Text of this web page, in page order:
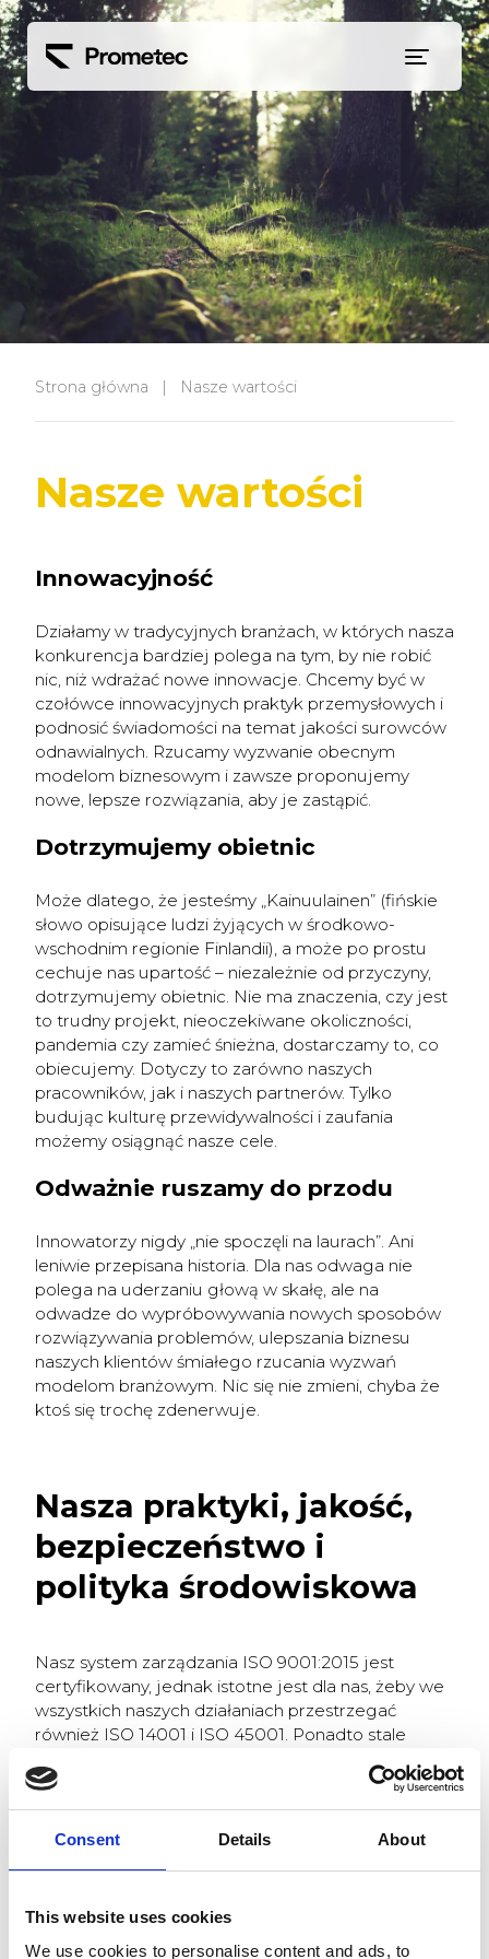
Consent Details About
This website uses cookies
We use cookies to personalise content and ads, to
Strona główna | Nasze wartości
Nasze wartości
Innowacyjność
Działamy w tradycyjnych branżach, w których nasza
konkurencja bardziej polega na tym, by nie robić
nic, niż wdrażać nowe innowacje. Chcemy być w
czołówce innowacyjnych praktyk przemysłowych i
podnosić świadomości na temat jakości surowców
odnawialnych. Rzucamy wyzwanie obecnym
modelom biznesowym i zawsze proponujemy
nowe, lepsze rozwiązania, aby je zastąpić.
Dotrzymujemy obietnic
Może dlatego, że jesteśmy „Kainuulainen” (fińskie
słowo opisujące ludzi żyjących w środkowo-
wschodnim regionie Finlandii), a może po prostu
cechuje nas upartość – niezależnie od przyczyny,
dotrzymujemy obietnic. Nie ma znaczenia, czy jest
to trudny projekt, nieoczekiwane okoliczności,
pandemia czy zamieć śnieżna, dostarczamy to, co
obiecujemy. Dotyczy to zarówno naszych
pracowników, jak i naszych partnerów. Tylko
budując kulturę przewidywalności i zaufania
możemy osiągnąć nasze cele.
Odważnie ruszamy do przodu
Innowatorzy nigdy „nie spoczęli na laurach”. Ani
leniwie przepisana historia. Dla nas odwaga nie
polega na uderzaniu głową w skałę, ale na
odwadze do wypróbowywania nowych sposobów
rozwiązywania problemów, ulepszania biznesu
naszych klientów śmiałego rzucania wyzwań
modelom branżowym. Nic się nie zmieni, chyba że
ktoś się trochę zdenerwuje.
Nasza praktyki, jakość,
bezpieczeństwo i
polityka środowiskowa
Nasz system zarządzania ISO 9001:2015 jest
certyfikowany, jednak istotne jest dla nas, żeby we
wszystkich naszych działaniach przestrzegać
również ISO 14001 i ISO 45001. Ponadto stale
potrzebom jakości, wydajności, ochrony
środowiska i klientów.
Cenimy naszych pracowników i naszych partnerów,
i stale staramy się uwzględniać te istotne wartości
i szanowanym pracodawcą oraz niezawodnym i
perspektywicznym partnerem. Aby osiągnąć nasze